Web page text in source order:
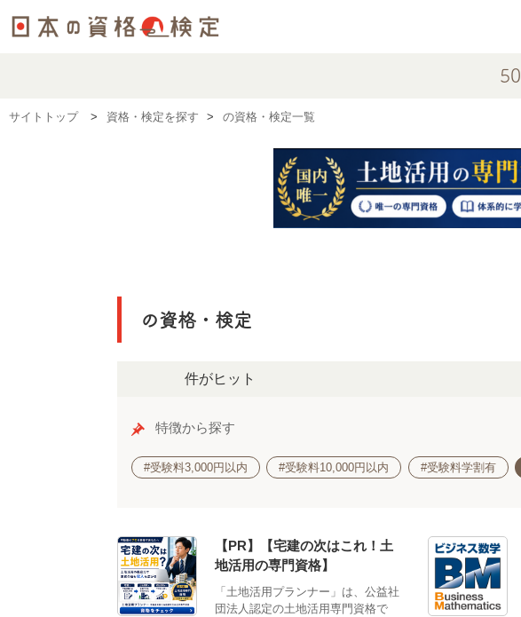
サイトトップ 資格・検定を探す の資格・検定一覧
の資格・検定
214件がヒット
特徴から探す
#受験料3,000円以内 #受験料10,000円以内 #受験料学割有
【PR】【宅建の次はこれ！土
地活用の専門資格】
「土地活用プランナー」は、公益社
団法人認定の土地活用専門資格で